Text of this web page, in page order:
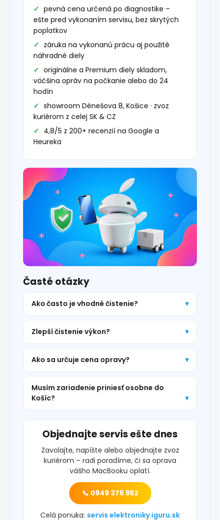
pevná cena určená po diagnostike –
ešte pred vykonaním servisu, bez skrytých
poplatkov
záruka na vykonanú prácu aj použité
náhradné diely
originálne a Premium diely skladom,
väčšina opráv na počkanie alebo do 24
hodín
showroom Dénešova 8, Košice · zvoz
kuriérom z celej SK & CZ
4,8/5 z 200+ recenzií na Google a
Heureka
Časté otázky
Ako často je vhodné čistenie?
Zlepší čistenie výkon?
Ako sa určuje cena opravy?
Musím zariadenie priniesť osobne do
Košíc?
Objednajte servis ešte dnes
Zavolajte, napíšte alebo objednajte zvoz
kuriérom – radi poradíme, či sa oprava
vášho MacBooku oplatí.
📞 0949 376 962
Celá ponuka: servis elektroniky iguru.sk